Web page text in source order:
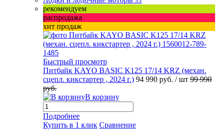
рекомендуем
распродажа
хит продаж
Быстрый просмотр
Питбайк KAYO BASIC K125 17/14 KRZ (механ.
сцепл. кикстартер , 2024 г.) 94 990 руб. / шт 99 990
руб.
В корзину
Подробнее
Купить в 1 клик Сравнение